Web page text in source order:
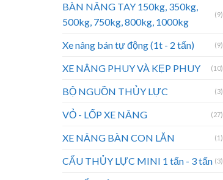
BÀN NÂNG TAY 150kg, 350kg,
500kg, 750kg, 800kg, 1000kg
(9)
Xe nâng bán tự động (1t - 2 tấn) (9)
XE NÂNG PHUY VÀ KẸP PHUY (10)
BỘ NGUỒN THỦY LỰC (3)
VỎ - LỐP XE NÂNG (27)
XE NÂNG BÀN CON LĂN (1)
CẨU THỦY LỰC MINI 1 tấn - 3 tấn (3)